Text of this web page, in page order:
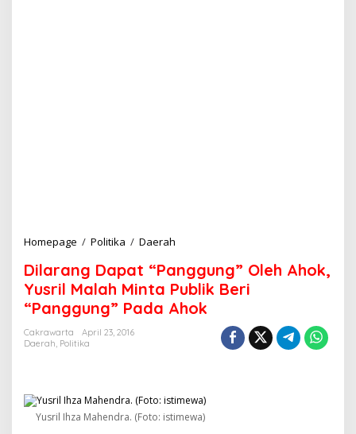
Homepage / Politika / Daerah
l
a
a
a
t
Dilarang Dapat “Panggung” Oleh Ahok,
Yusril Malah Minta Publik Beri
“Panggung” Pada Ahok
Cakrawarta
April 23, 2016
Daerah, Politika
Yusril Ihza Mahendra. (Foto: istimewa)